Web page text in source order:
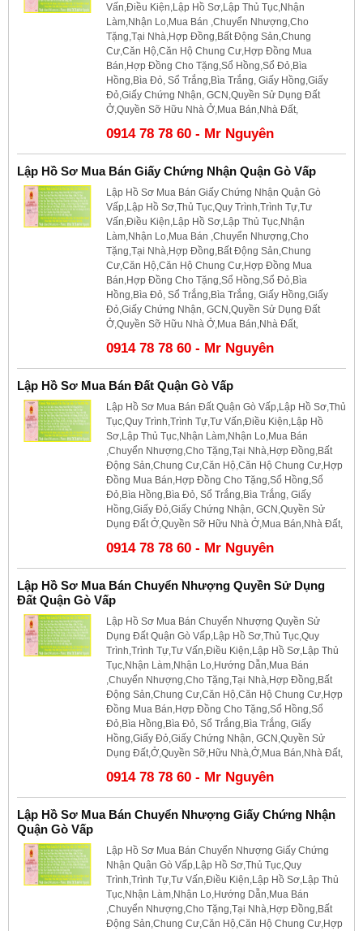
Vấn,Điều Kiện,Lập Hồ Sơ,Lập Thủ Tục,Nhận
Làm,Nhận Lo,Mua Bán ,Chuyển Nhượng,Cho
Tặng,Tại Nhà,Hợp Đồng,Bất Động Sản,Chung
Cư,Căn Hộ,Căn Hộ Chung Cư,Hợp Đồng Mua
Bán,Hợp Đồng Cho Tặng,Sổ Hồng,Sổ Đỏ,Bìa
Hồng,Bìa Đỏ, Sổ Trắng,Bìa Trắng, Giấy Hồng,Giấy
Đỏ,Giấy Chứng Nhận, GCN,Quyền Sử Dụng Đất
Ở,Quyền Sỡ Hữu Nhà Ở,Mua Bán,Nhà Đất,
0914 78 78 60 - Mr Nguyên
Lập Hồ Sơ Mua Bán Giấy Chứng Nhận Quận Gò Vấp
Lập Hồ Sơ Mua Bán Giấy Chứng Nhận Quận Gò
Vấp,Lập Hồ Sơ,Thủ Tục,Quy Trình,Trình Tự,Tư
Vấn,Điều Kiện,Lập Hồ Sơ,Lập Thủ Tục,Nhận
Làm,Nhận Lo,Mua Bán ,Chuyển Nhượng,Cho
Tặng,Tại Nhà,Hợp Đồng,Bất Động Sản,Chung
Cư,Căn Hộ,Căn Hộ Chung Cư,Hợp Đồng Mua
Bán,Hợp Đồng Cho Tặng,Sổ Hồng,Sổ Đỏ,Bìa
Hồng,Bìa Đỏ, Sổ Trắng,Bìa Trắng, Giấy Hồng,Giấy
Đỏ,Giấy Chứng Nhận, GCN,Quyền Sử Dụng Đất
Ở,Quyền Sỡ Hữu Nhà Ở,Mua Bán,Nhà Đất,
0914 78 78 60 - Mr Nguyên
Lập Hồ Sơ Mua Bán Đất Quận Gò Vấp
Lập Hồ Sơ Mua Bán Đất Quận Gò Vấp,Lập Hồ Sơ,Thủ
Tục,Quy Trình,Trình Tự,Tư Vấn,Điều Kiện,Lập Hồ
Sơ,Lập Thủ Tục,Nhận Làm,Nhận Lo,Mua Bán
,Chuyển Nhượng,Cho Tặng,Tại Nhà,Hợp Đồng,Bất
Động Sản,Chung Cư,Căn Hộ,Căn Hộ Chung Cư,Hợp
Đồng Mua Bán,Hợp Đồng Cho Tặng,Sổ Hồng,Sổ
Đỏ,Bìa Hồng,Bìa Đỏ, Sổ Trắng,Bìa Trắng, Giấy
Hồng,Giấy Đỏ,Giấy Chứng Nhận, GCN,Quyền Sử
Dụng Đất Ở,Quyền Sỡ Hữu Nhà Ở,Mua Bán,Nhà Đất,
0914 78 78 60 - Mr Nguyên
Lập Hồ Sơ Mua Bán Chuyển Nhượng Quyền Sử Dụng
Đất Quận Gò Vấp
Lập Hồ Sơ Mua Bán Chuyển Nhượng Quyền Sử
Dụng Đất Quận Gò Vấp,Lập Hồ Sơ,Thủ Tục,Quy
Trình,Trình Tự,Tư Vấn,Điều Kiện,Lập Hồ Sơ,Lập Thủ
Tục,Nhận Làm,Nhận Lo,Hướng Dẫn,Mua Bán
,Chuyển Nhượng,Cho Tặng,Tại Nhà,Hợp Đồng,Bất
Động Sản,Chung Cư,Căn Hộ,Căn Hộ Chung Cư,Hợp
Đồng Mua Bán,Hợp Đồng Cho Tặng,Sổ Hồng,Sổ
Đỏ,Bìa Hồng,Bìa Đỏ, Sổ Trắng,Bìa Trắng, Giấy
Hồng,Giấy Đỏ,Giấy Chứng Nhận, GCN,Quyền Sử
Dụng Đất,Ở,Quyền Sỡ,Hữu Nhà,Ở,Mua Bán,Nhà Đất,
0914 78 78 60 - Mr Nguyên
Lập Hồ Sơ Mua Bán Chuyển Nhượng Giấy Chứng Nhận
Quận Gò Vấp
Lập Hồ Sơ Mua Bán Chuyển Nhượng Giấy Chứng
Nhận Quận Gò Vấp,Lập Hồ Sơ,Thủ Tục,Quy
Trình,Trình Tự,Tư Vấn,Điều Kiện,Lập Hồ Sơ,Lập Thủ
Tục,Nhận Làm,Nhận Lo,Hướng Dẫn,Mua Bán
,Chuyển Nhượng,Cho Tặng,Tại Nhà,Hợp Đồng,Bất
Động Sản,Chung Cư,Căn Hộ,Căn Hộ Chung Cư,Hợp